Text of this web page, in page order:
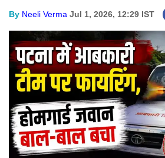
By Neeli Verma Jul 1, 2026, 12:29 IST